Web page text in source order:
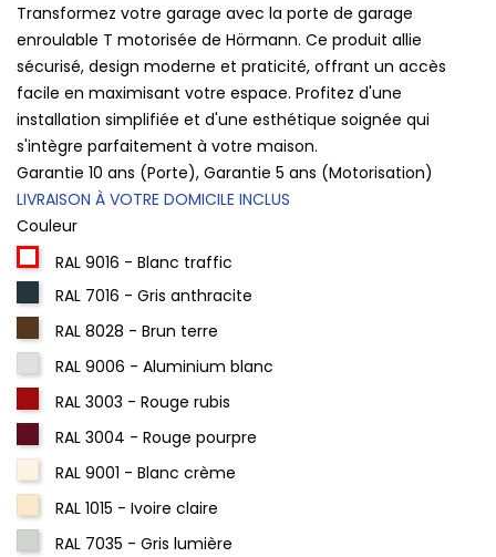
Transformez votre garage avec la porte de garage
enroulable T motorisée de Hörmann. Ce produit allie
sécurisé, design moderne et praticité, offrant un accès
facile en maximisant votre espace. Profitez d'une
installation simplifiée et d'une esthétique soignée qui
s'intègre parfaitement à votre maison.
Garantie 10 ans (Porte), Garantie 5 ans (Motorisation)
LIVRAISON À VOTRE DOMICILE INCLUS
Couleur
RAL 9016 - Blanc traffic
RAL 7016 - Gris anthracite
RAL 8028 - Brun terre
RAL 9006 - Aluminium blanc
RAL 3003 - Rouge rubis
RAL 3004 - Rouge pourpre
RAL 9001 - Blanc crème
RAL 1015 - Ivoire claire
RAL 7035 - Gris lumière